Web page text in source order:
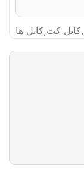
,کابل کت,کابل ها